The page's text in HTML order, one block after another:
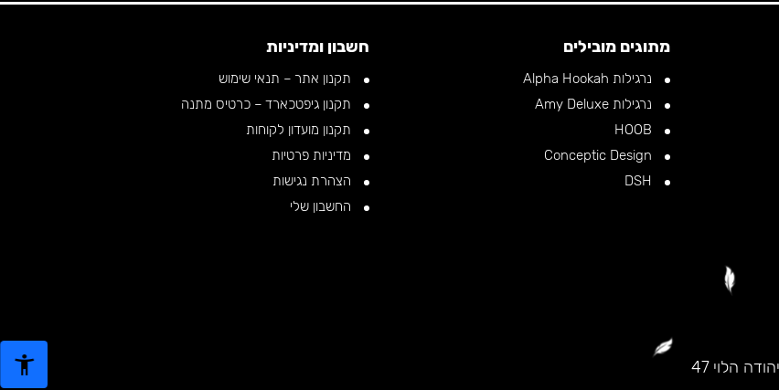
מתוגים מובילים
נרגילות Alpha Hookah
נרגילות Amy Deluxe
חשבון ומדיניות
תקנון אתר – תנאי שימוש
תקנון גיפטכארד – כרטיס מתנה
תקנון מועדון לקוחות
מדיניות פרטיות
הצהרת נגישות
החשבון שלי
יהודה הלוי 47